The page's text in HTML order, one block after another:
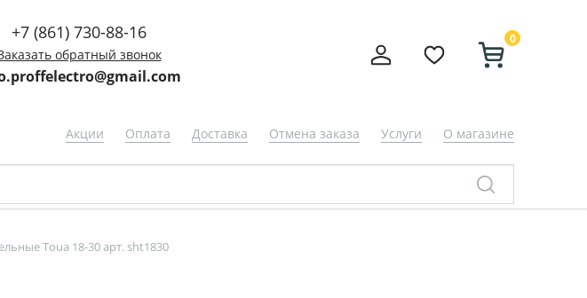
+7 (861) 730-88-16
обратный звонок
0
Акции Оплата Доставка Отмена заказа Услуги О магазине
Toua 18-30 арт. sht1830